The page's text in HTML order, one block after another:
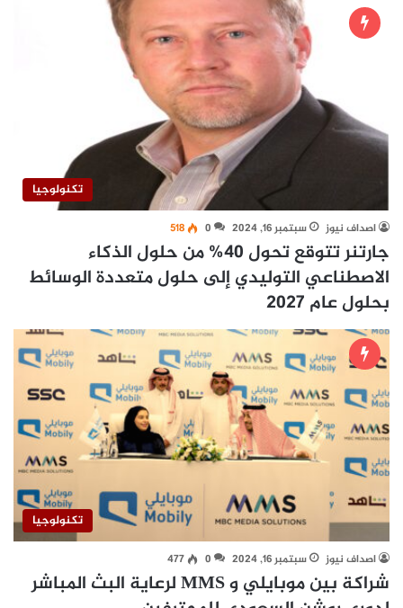
تكنولوجيا
اصداف نيوز سبتمبر 16, 2024 0
518
جارتنر تتوقع تحول 40% من حلول الذكاء
الاصطناعي التوليدي إلى حلول متعددة الوسائط
بحلول عام 2027
تكنولوجيا
اصداف نيوز سبتمبر 16, 2024 0
477
شراكة بين موبايلي و MMS لرعاية البث المباشر